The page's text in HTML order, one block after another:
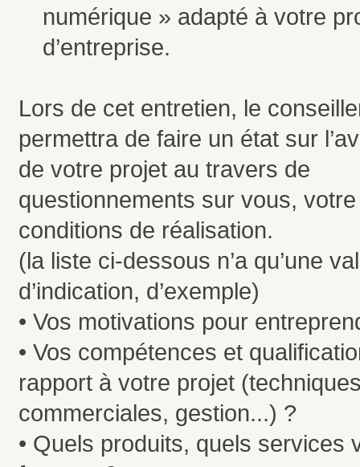
numérique » adapté à votre
d’entreprise.
Lors de cet entretien, le
permettra de faire un état sur
de votre projet au travers de
questionnements sur vous,
conditions de réalisation.
(la liste ci-dessous n’a qu’une
d’indication, d’exemple)
• Vos motivations pour
• Vos compétences et
rapport à votre projet
commerciales, gestion...) ?
• Quels produits, quels services